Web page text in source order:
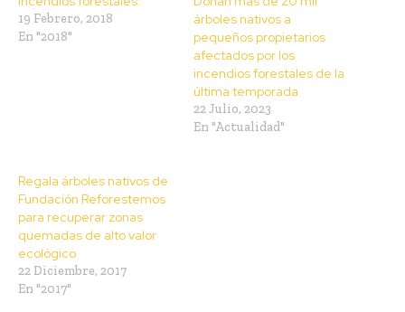
19 Febrero, 2018
En "2018"
árboles nativos a
pequeños propietarios
afectados por los
incendios forestales de la
última temporada
22 Julio, 2023
En "Actualidad"
Regala árboles nativos de
Fundación Reforestemos
para recuperar zonas
quemadas de alto valor
ecológico
22 Diciembre, 2017
En "2017"